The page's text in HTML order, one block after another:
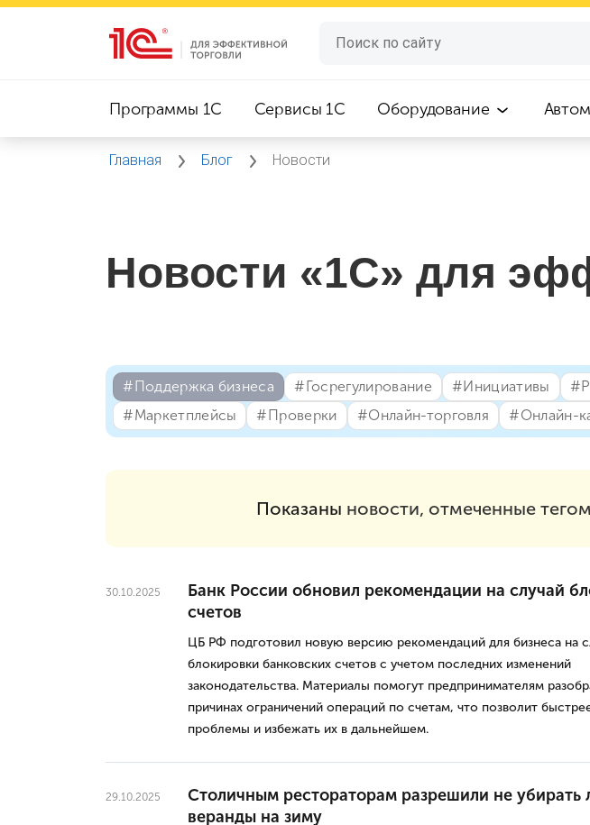
Программы 1C Сервисы 1C Оборудование
Главная Блог Новости
Новости «1С» для
#⁣Поддержка бизнеса #⁣Госрегулирование #⁣Инициативы
#⁣Маркетплейсы
#⁣Проверки #⁣Онлайн-торговля #⁣Онлайн-
Показаны новости, отмеченные
30.10.2025
Банк России обновил рекомендации на случай
счетов
ЦБ РФ подготовил новую версию рекомендаций для бизнеса на
блокировки банковских счетов с учетом последних изменений
законодательства. Материалы помогут предпринимателям
причинах ограничений операций по счетам, что позволит
проблемы и избежать их в дальнейшем.
29.10.2025
Столичным рестораторам разрешили не убирать
веранды на зиму